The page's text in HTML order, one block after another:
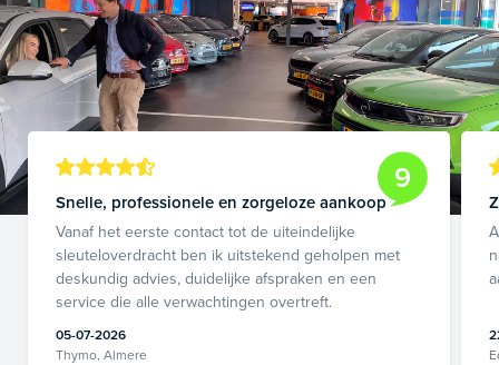
9
Snelle, professionele en zorgeloze aankoop
Vanaf het eerste contact tot de uiteindelijke
sleuteloverdracht ben ik uitstekend geholpen met
deskundig advies, duidelijke afspraken en een
service die alle verwachtingen overtreft.
05-07-2026
Thymo, Almere